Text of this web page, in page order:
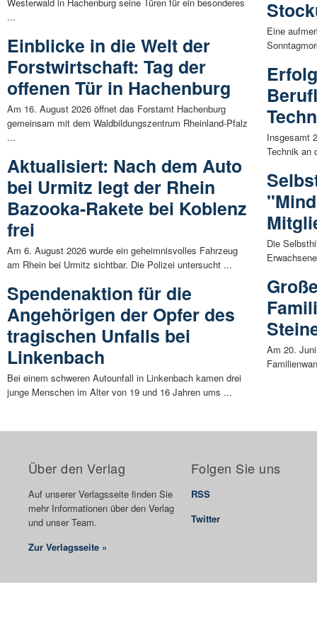
Westerwald in Hachenburg seine Türen für ein besonderes
...
Einblicke in die Welt der
Forstwirtschaft: Tag der
offenen Tür in Hachenburg
Am 16. August 2026 öffnet das Forstamt Hachenburg
gemeinsam mit dem Waldbildungszentrum Rheinland-Pfalz
...
Aktualisiert: Nach dem Auto
bei Urmitz legt der Rhein
Bazooka-Rakete bei Koblenz
frei
Am 6. August 2026 wurde ein geheimnisvolles Fahrzeug
am Rhein bei Urmitz sichtbar. Die Polizei untersucht ...
Spendenaktion für die
Angehörigen der Opfer des
tragischen Unfalls bei
Linkenbach
Bei einem schweren Autounfall in Linkenbach kamen drei
junge Menschen im Alter von 19 und 16 Jahren ums ...
Eine
Insgesamt
Technik an
Die
Am 20.
Über den Verlag
Auf unserer Verlagsseite finden Sie
mehr Informationen über den Verlag
und unser Team.
Zur Verlagsseite »
Folgen Sie uns
RSS
Twitter